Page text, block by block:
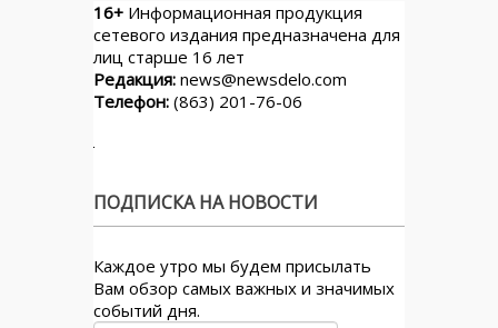
16+ Информационная продукция
сетевого издания предназначена для
лиц старше 16 лет
Редакция: news@newsdelo.com
Телефон: (863) 201-76-06
ПОДПИСКА НА НОВОСТИ
Каждое утро мы будем присылать
Вам обзор самых важных и значимых
событий дня.